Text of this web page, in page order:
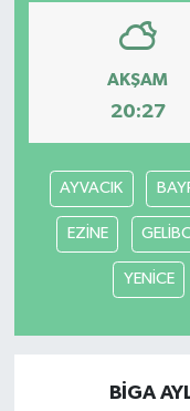
AKŞAM
20:27
AYVACIK
EZİNE
YENİCE
BİGA
BÖLGE
TÜRKİYE
DÜNYA